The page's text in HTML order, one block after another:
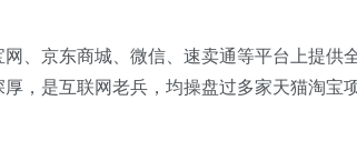
、京东商城、微信、速卖通等平台上提供
，是互联网老兵，均操盘过多家天猫淘宝